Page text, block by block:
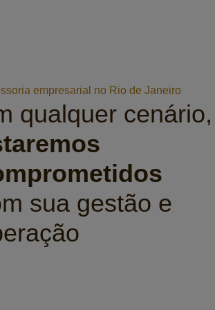
empresarial no Rio de Janeiro
qualquer cenário,
sua gestão e